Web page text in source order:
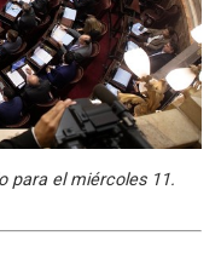
para el miércoles 11.